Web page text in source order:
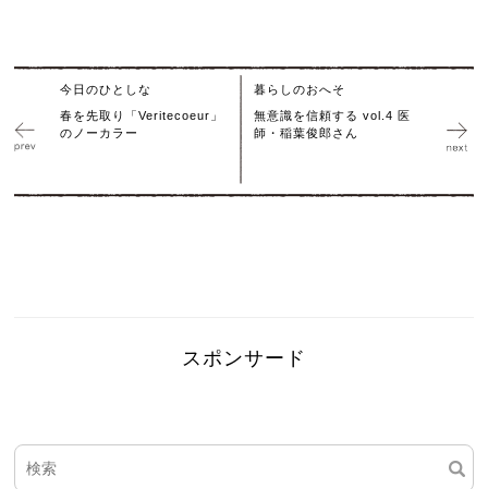
今日のひとしな
春を先取り「Veritecoeur」
のノーカラー
暮らしのおへそ
無意識を信頼する vol.4 医
師・稲葉俊郎さん
スポンサード